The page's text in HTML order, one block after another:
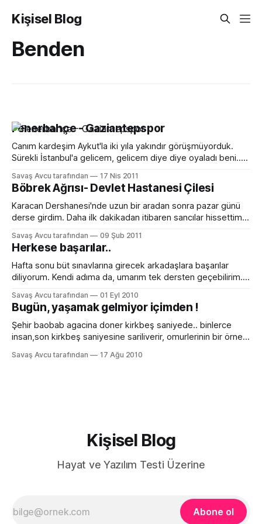
Kişisel Blog
Benden
Fenerbahçe - Gaziantepspor
Canım kardeşim Aykut'la iki yıla yakındır görüşmüyorduk.
Sürekli İstanbul'a gelicem, gelicem diye diye oyaladı beni..
Gaziantepspor maçına gittik. Hele son saniyelerde gelen
golden sonra resmen kendimizden geçtik..Yarım saat sevinç
çığlıkları attık.. :D Çok şükür Allahıma sorun yaşamadan
Savaş Avcu tarafından 17 Nis 2011
Böbrek Ağrısı- Devlet Hastanesi Çilesi
Karacan Dershanesi'nde uzun bir aradan sonra pazar günü
derse girdim. Daha ilk dakikadan itibaren sancılar hissettim
taksiye atladım. Doğru Numune'ye. Çaresiz olmanın ne
kadar kötü birşey oldugunu hastalanınca her an daha iyi
anlıyorum. İnanır mısın, hastaneden içeri girdiğimde
dayanılmaz
Savaş Avcu tarafından 09 Şub 2011
Herkese başarılar..
Hafta sonu büt sınavlarına girecek arkadaşlara başarılar
diliyorum. Kendi adıma da, umarım tek dersten geçebilirim.
Savaş Avcu tarafından 01 Eyl 2010
Bugün, yaşamak gelmiyor içimden !
Şehir baobab agacina doner kirkbeş saniyede.. binlerce
insan,son kirkbeş saniyesine sariliverir, omurlerinin bir örnek
saygıyla ve özlemle anıyoruz..
Savaş Avcu tarafından 17 Ağu 2010
Kişisel Blog
Hayat ve Yazılım Testi Üzerine
Abone ol